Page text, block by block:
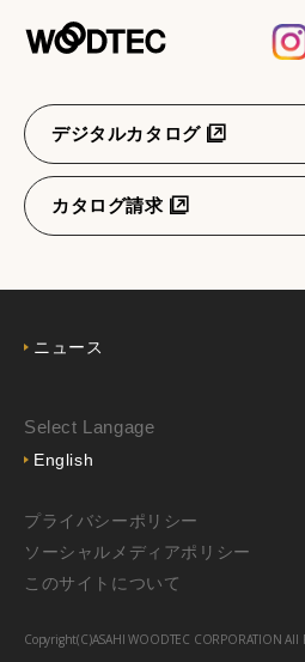
デジタルカタログ
カタログ請求
ニュース
Select Langage
English
プライバシーポリシー
ソーシャルメディアポリシー
このサイトについて
Copyright(C)ASAHI WOODTEC CORPORATION All